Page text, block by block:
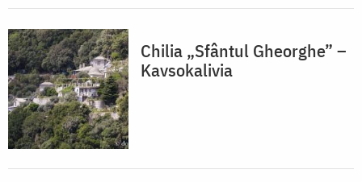
Chilia „Sfântul Gheorghe” –
Kavsokalivia